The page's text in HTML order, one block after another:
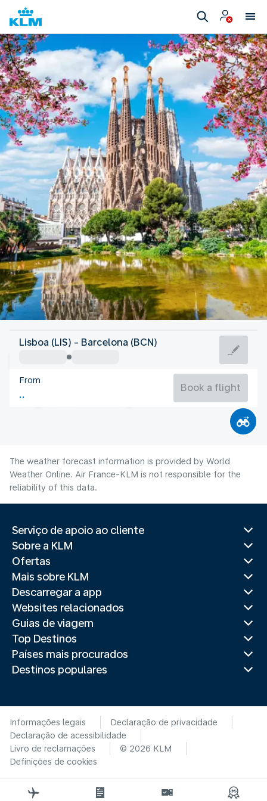
Spain
Barcelona
Spain
Flight time
Lisboa (LIS) - Barcelona (BCN)
From
Book a flight
The weather forecast information is provided by World
Weather Online. Air France-KLM is not responsible for the
reliability of this data.
Serviço de apoio ao cliente
Sobre a KLM
Ofertas
Mais sobre KLM
Descarregar a app
Websites relacionados
Guias de viagem
Top Destinos
Países mais procurados
Destinos populares
Informações legais
Declaração de privacidade
Declaração de acessibilidade
Livro de reclamações
© 2026 KLM
Definições de cookies